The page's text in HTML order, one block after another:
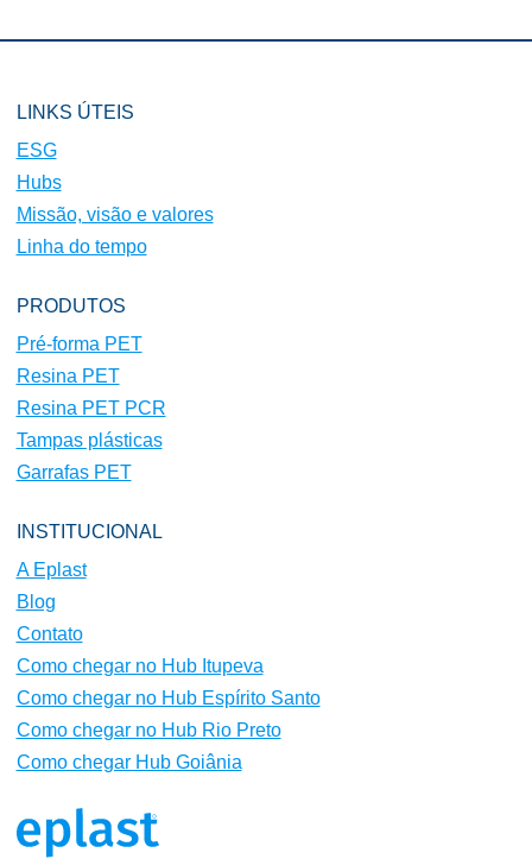
LINKS ÚTEIS
ESG
Hubs
Missão, visão e valores
Linha do tempo
PRODUTOS
Pré-forma PET
Resina PET
Resina PET PCR
Tampas plásticas
Garrafas PET
INSTITUCIONAL
A Eplast
Blog
Contato
Como chegar no Hub Itupeva
Como chegar no Hub Espírito Santo
Como chegar no Hub Rio Preto
Como chegar Hub Goiânia